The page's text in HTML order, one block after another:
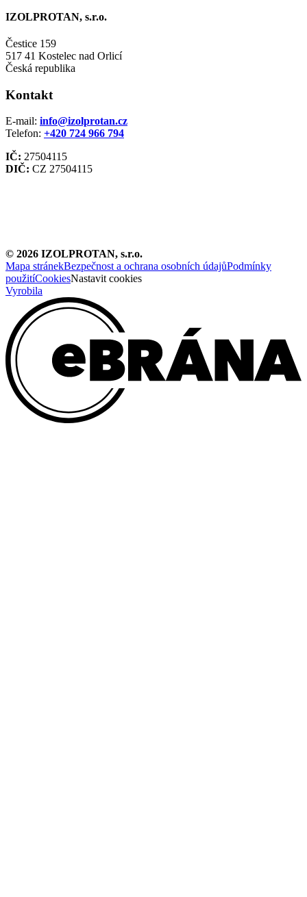
IZOLPROTAN, s.r.o.
Čestice 159
517 41 Kostelec nad Orlicí
Česká republika
Kontakt
E-mail: info@izolprotan.cz
Telefon: +420 724 966 794
IČ: 27504115
DIČ: CZ 27504115
© 2026 IZOLPROTAN, s.r.o.
Mapa stránekBezpečnost a ochrana osobních údajůPodmínky
použitíCookiesNastavit cookies
Vyrobila